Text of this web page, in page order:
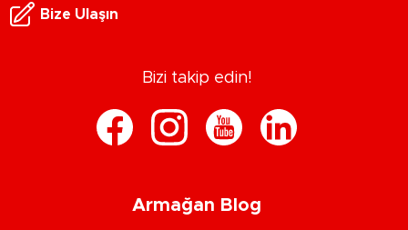
Bize Ulaşın
Bizi takip edin!
Armağan Blog